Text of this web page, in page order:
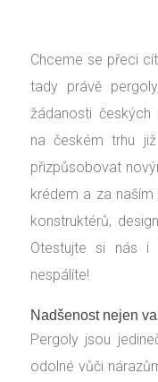
Chceme se přeci
tady právě
žádanosti českých
na českém trhu
přizpůsobovat
krédem a za
konstruktérů,
Otestujte si nás i
nespálíte!
Nadšenost nejen
Pergoly jsou
odolné vůči